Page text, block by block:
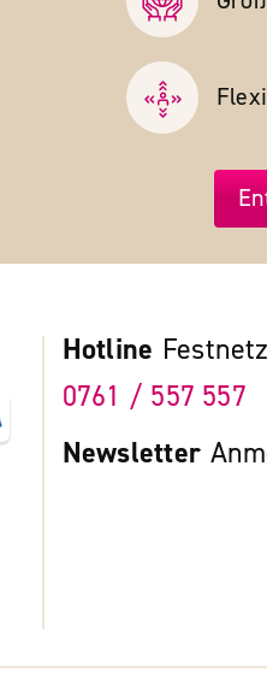
Hotline Festnetz
0761 / 557 557
Newsletter